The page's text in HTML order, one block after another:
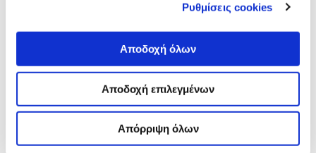
Ρυθμίσεις cookies
Αποδοχή όλων
Αποδοχή επιλεγμένων
Απόρριψη όλων
ΔΗΜΟΣΙΟΓΡΑΦΙΑ ΔΕΔΟΜΕΝΩΝ
Χαρτογράφηση με QGIS: Μέρος 3/4